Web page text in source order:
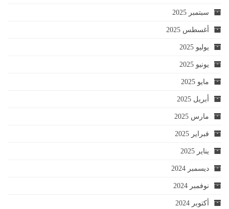
سبتمبر 2025
أغسطس 2025
يوليو 2025
يونيو 2025
مايو 2025
أبريل 2025
مارس 2025
فبراير 2025
يناير 2025
ديسمبر 2024
نوفمبر 2024
أكتوبر 2024